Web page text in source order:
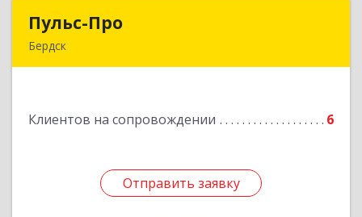
Пульс-Про
Бердск
Клиентов на сопровождении 6
Отправить заявку
Подробнее
Отправить заявку